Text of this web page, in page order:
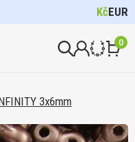
KčEUR
0
3x6mm